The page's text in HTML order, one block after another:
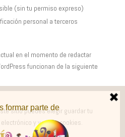
(sin tu permiso expreso)
personal a terceros
en el momento de redactar
funcionan de la siguiente
sitio puedes elegir guardar tu
y web en cookies.